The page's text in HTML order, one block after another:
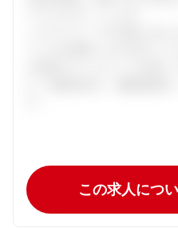
ハタラクティブが企業とあな
ている仕事探しをお手伝いし
この求人につ